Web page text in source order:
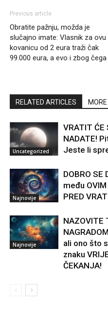
Previous article
Obratite pažnju, možda je
slučajno imate: Vlasnik za ovu
kovanicu od 2 eura traži čak
99.000 eura, a evo i zbog čega
RELATED ARTICLES
Uncategorized
VRATIT ĆE
NADATE!
Jeste li
Najnovije
DOBRO SE
među
PRED
Najnovije
NAZOVITE
ali ono što
znaku
ČEKANJA!